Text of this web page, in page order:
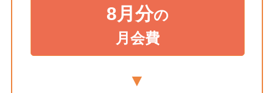
8月分の
月会費
▼